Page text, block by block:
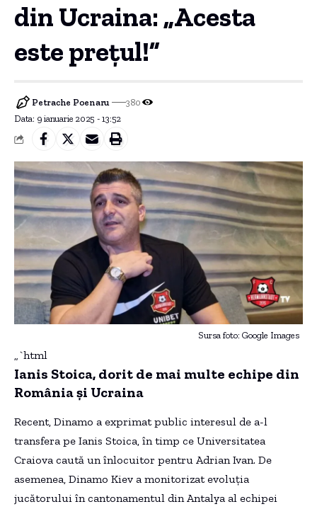
din Ucraina: „Acesta
este prețul!”
Data: 9 ianuarie 2025 - 13:52
Petrache Poenaru 380
Sursa foto: Google Images
„`html
Ianis Stoica, dorit de mai multe echipe din
România și Ucraina
Recent, Dinamo a exprimat public interesul de a-l
transfera pe Ianis Stoica, în timp ce Universitatea
Craiova caută un înlocuitor pentru Adrian Ivan. De
asemenea, Dinamo Kiev a monitorizat evoluția
jucătorului în cantonamentul din Antalya al echipei